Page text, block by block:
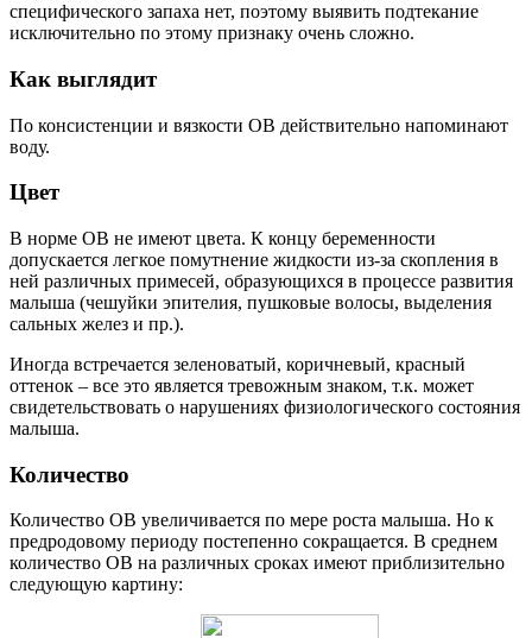
специфического запаха нет, поэтому выявить подтекание
исключительно по этому признаку очень сложно.
Как выглядит
По консистенции и вязкости ОВ действительно напоминают
воду.
Цвет
В норме ОВ не имеют цвета. К концу беременности
допускается легкое помутнение жидкости из-за скопления в
ней различных примесей, образующихся в процессе развития
малыша (чешуйки эпителия, пушковые волосы, выделения
сальных желез и пр.).
Иногда встречается зеленоватый, коричневый, красный
оттенок – все это является тревожным знаком, т.к. может
свидетельствовать о нарушениях физиологического состояния
малыша.
Количество
Количество ОВ увеличивается по мере роста малыша. Но к
предродовому периоду постепенно сокращается. В среднем
количество ОВ на различных сроках имеют приблизительно
следующую картину: